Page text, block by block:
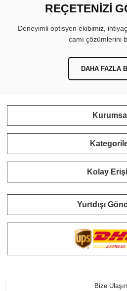
REÇETENİZİ
Deneyimli optisyen ekibimiz,
camı çözümlerini
DAHA FAZLA
Kurumsal
Kolay
Yurtdışı
Bize Ulaşın